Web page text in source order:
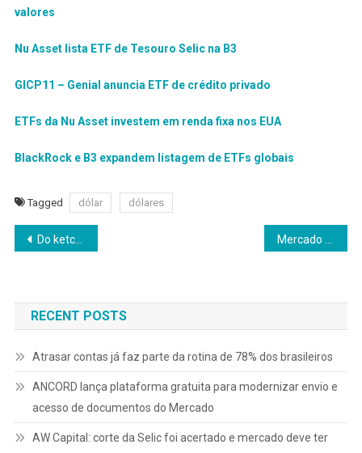
valores
Nu Asset lista ETF de Tesouro Selic na B3
GICP11 – Genial anuncia ETF de crédito privado
ETFs da Nu Asset investem em renda fixa nos EUA
BlackRock e B3 expandem listagem de ETFs globais
Tagged dólar dólares
Navegação
Post
Do ketchup em smoothie à F1 com McDonald’s: veja as parcerias mais criativas do semestre
RECENT POSTS
Atrasar contas já faz parte da rotina de 78% dos brasileiros
ANCORD lança plataforma gratuita para modernizar envio e
acesso de documentos do Mercado
AW Capital: corte da Selic foi acertado e mercado deve ter